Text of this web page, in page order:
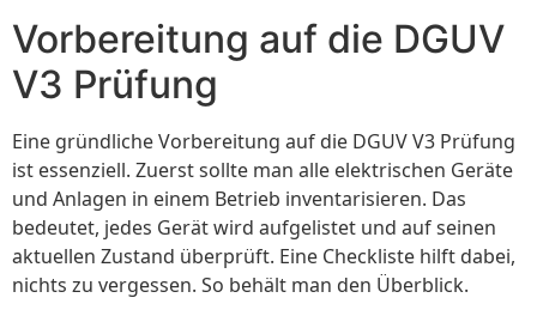
Vorbereitung auf die DGUV
V3 Prüfung
Eine gründliche Vorbereitung auf die DGUV V3 Prüfung
ist essenziell. Zuerst sollte man alle elektrischen Geräte
und Anlagen in einem Betrieb inventarisieren. Das
bedeutet, jedes Gerät wird aufgelistet und auf seinen
aktuellen Zustand überprüft. Eine Checkliste hilft dabei,
nichts zu vergessen. So behält man den Überblick.